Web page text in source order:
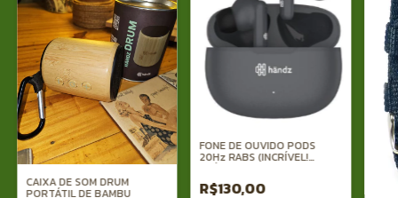
CAIXA DE SOM DRUM
PORTÁTIL DE BAMBU
FONE DE OUVIDO PODS
20Hz RABS (INCRÍVEL!
PLÁSTICO RECICLADO)
R$130,00